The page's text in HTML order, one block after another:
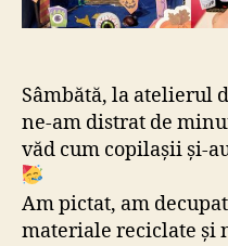
Sâmbătă, la atelierul
ne-am distrat de
văd cum copilașii și-
Am pictat, am
materiale reciclate și